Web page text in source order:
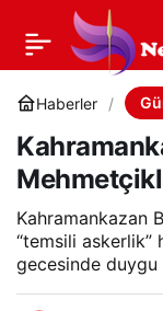
Haberler
Kahramankazan
“temsili askerlik”
gecesinde duygu
Özel